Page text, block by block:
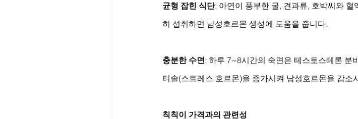
균형 잡힌 식단: 아연이 풍부한 굴, 견과류, 호박씨와
히 섭취하면 남성호르몬 생성에 도움을 줍니다.
충분한 수면: 하루 7~8시간의 숙면은 테스토스테론 분
티솔(스트레스 호르몬)을 증가시켜 남성호르몬을 감소
칙칙이 가격과의 관련성